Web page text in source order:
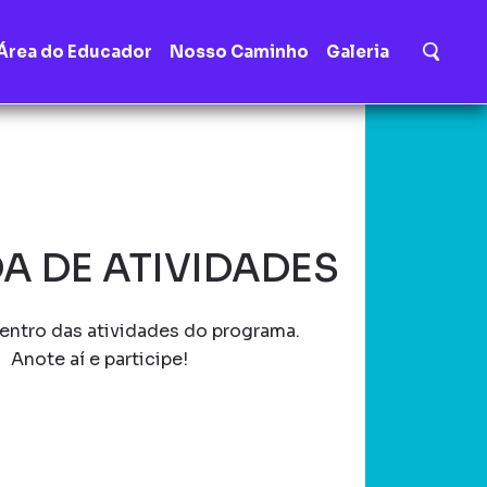
do Educador Nosso Caminho Galeria
DE ATIVIDADES
das atividades do programa.
Anote aí e participe!